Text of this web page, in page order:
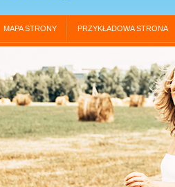
MAPA STRONY PRZYKŁADOWA STRONA